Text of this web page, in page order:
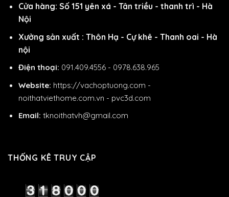
Cửa hàng: Số 151 yên xá - Tân triều - thanh trì - Hà
Nội
Xưởng sản xuất : Thôn Hạ - Cự khê - Thanh oai - Hà
nội
Điện thoại: 091.409.4556 - 0978.638.965
Website: https://vachoptuong.com -
noithatviethome.com.vn - pvc3d.com
Email: tknoithatvh@gmail.com
THỐNG KÊ TRUY CẬP